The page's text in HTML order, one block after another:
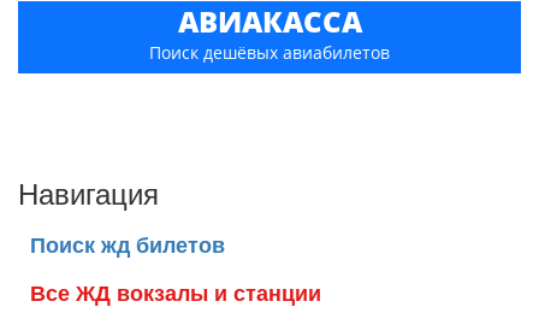
АВИАКАССА
Поиск дешёвых авиабилетов
Навигация
Поиск жд билетов
Все ЖД вокзалы и станции